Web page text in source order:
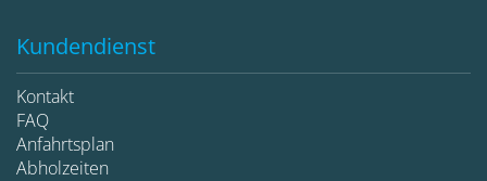
Kundendienst
Kontakt
FAQ
Anfahrtsplan
Abholzeiten